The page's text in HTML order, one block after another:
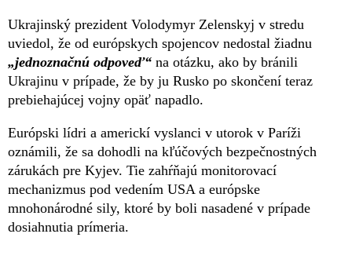
Ukrajinský prezident Volodymyr Zelenskyj v stredu
uviedol, že od európskych spojencov nedostal žiadnu
„jednoznačnú odpoveď“ na otázku, ako by bránili
Ukrajinu v prípade, že by ju Rusko po skončení teraz
prebiehajúcej vojny opäť napadlo.
Európski lídri a americkí vyslanci v utorok v Paríži
oznámili, že sa dohodli na kľúčových bezpečnostných
zárukách pre Kyjev. Tie zahŕňajú monitorovací
mechanizmus pod vedením USA a európske
mnohonárodné sily, ktoré by boli nasadené v prípade
dosiahnutia prímeria.